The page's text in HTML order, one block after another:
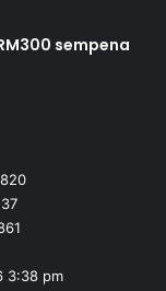
sempena
3:38 pm